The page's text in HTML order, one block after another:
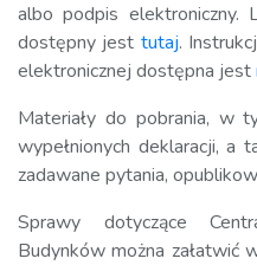
albo podpis elektroniczny.
dostępny jest tutaj.
elektronicznej dostępna jest
Materiały do pobrania, w
wypełnionych deklaracji, a
zadawane pytania,
Sprawy dotyczące
Budynków można załatwić